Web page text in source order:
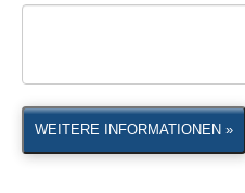
WEITERE INFORMATIONEN »